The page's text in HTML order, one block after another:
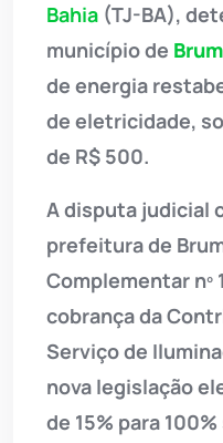
Bahia (TJ-BA),
município de
de energia
de eletricidade,
de R$ 500.
A disputa judicial
prefeitura de
Complementar nº
cobrança da
Serviço de
nova legislação
de 15% para